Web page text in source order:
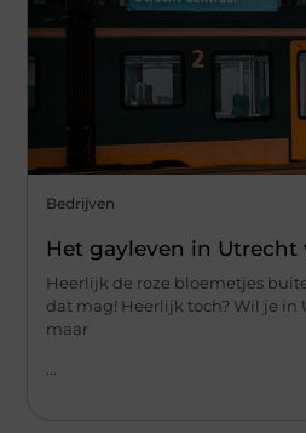
Bedrijven
Het gayleven in Utrecht
Heerlijk de roze bloemetjes
dat mag! Heerlijk toch? Wil je in
maar
...